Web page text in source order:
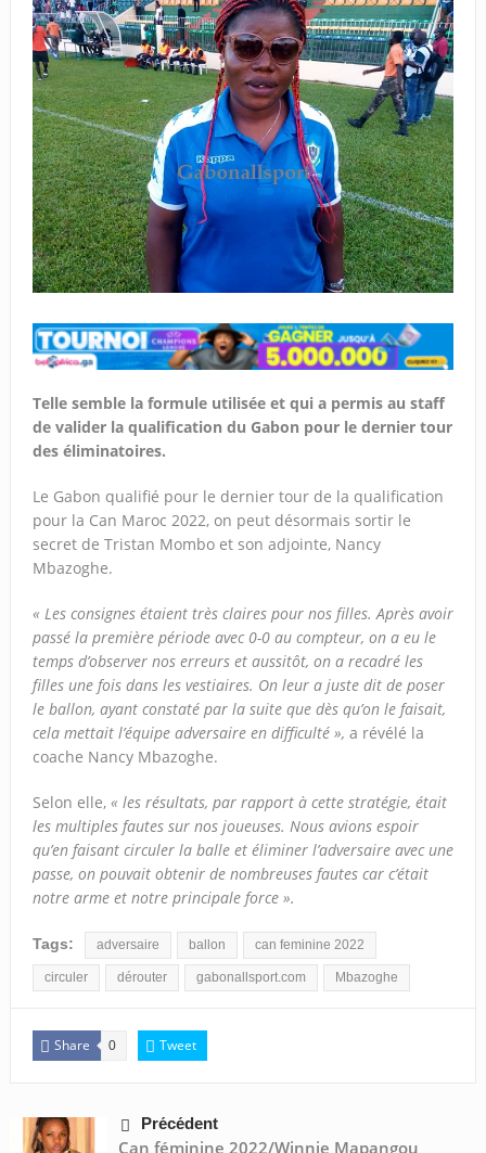
Telle semble la formule utilisée et qui a permis au staff
de valider la qualification du Gabon pour le dernier tour
des éliminatoires.
Le Gabon qualifié pour le dernier tour de la qualification
pour la Can Maroc 2022, on peut désormais sortir le
secret de Tristan Mombo et son adjointe, Nancy
Mbazoghe.
« Les consignes étaient très claires pour nos filles. Après avoir
passé la première période avec 0-0 au compteur, on a eu le
temps d’observer nos erreurs et aussitôt, on a recadré les
filles une fois dans les vestiaires. On leur a juste dit de poser
le ballon, ayant constaté par la suite que dès qu’on le faisait,
cela mettait l’équipe adversaire en difficulté », a révélé la
coache Nancy Mbazoghe.
Selon elle,« les résultats, par rapport à cette stratégie, était
les multiples fautes sur nos joueuses. Nous avions espoir
qu’en faisant circuler la balle et éliminer l’adversaire avec une
passe, on pouvait obtenir de nombreuses fautes car c’était
notre arme et notre principale force ».
Tags: adversaire ballon can feminine 2022
circuler dérouter gabonallsport.com Mbazoghe
Share 0 Tweet
Précédent
Can féminine 2022/Winnie Mapangou